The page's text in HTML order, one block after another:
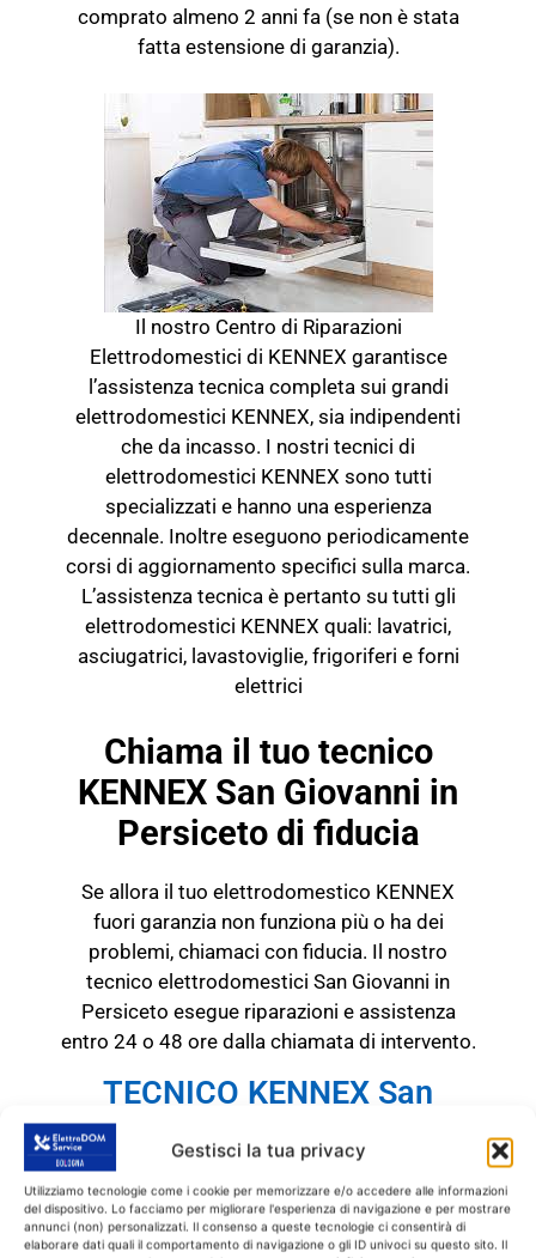
Gestisci la tua privacy
Utilizziamo tecnologie come i cookie per memorizzare e/o accedere alle informazioni
del dispositivo. Lo facciamo per migliorare l'esperienza di navigazione e per mostrare
annunci (non) personalizzati. Il consenso a queste tecnologie ci consentirà di
elaborare dati quali il comportamento di navigazione o gli ID univoci su questo sito. Il
comprato almeno 2 anni fa (se non è stata
fatta estensione di garanzia).
Il nostro Centro di Riparazioni
Elettrodomestici di KENNEX garantisce
l’assistenza tecnica completa sui grandi
elettrodomestici KENNEX, sia indipendenti
che da incasso. I nostri tecnici di
elettrodomestici KENNEX sono tutti
specializzati e hanno una esperienza
decennale. Inoltre eseguono periodicamente
corsi di aggiornamento specifici sulla marca.
L’assistenza tecnica è pertanto su tutti gli
elettrodomestici KENNEX quali: lavatrici,
asciugatrici, lavastoviglie, frigoriferi e forni
elettrici
Chiama il tuo tecnico
KENNEX San Giovanni in
Persiceto di fiducia
Se allora il tuo elettrodomestico KENNEX
fuori garanzia non funziona più o ha dei
problemi, chiamaci con fiducia. Il nostro
tecnico elettrodomestici San Giovanni in
Persiceto esegue riparazioni e assistenza
entro 24 o 48 ore dalla chiamata di intervento.
TECNICO KENNEX San
Giovanni in Persiceto
RICAMBI CON GARANZIA DI
1 ANNO
Il tecnico KENNEX San Giovanni in